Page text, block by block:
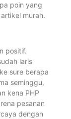
poin yang
murah.
positif.
laris
sure berapa
seminggu,
kena PHP
pesanan
dengan